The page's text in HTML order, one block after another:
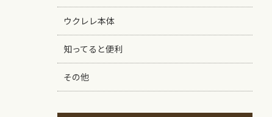
ウクレレ本体
知ってると便利
その他